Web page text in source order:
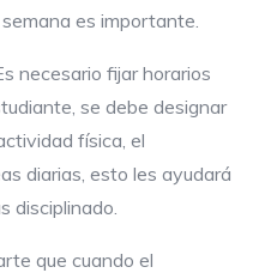
es importante.
necesario fijar horarios
se debe designar
física, el
diarias, esto les ayudará
disciplinado.
que cuando el